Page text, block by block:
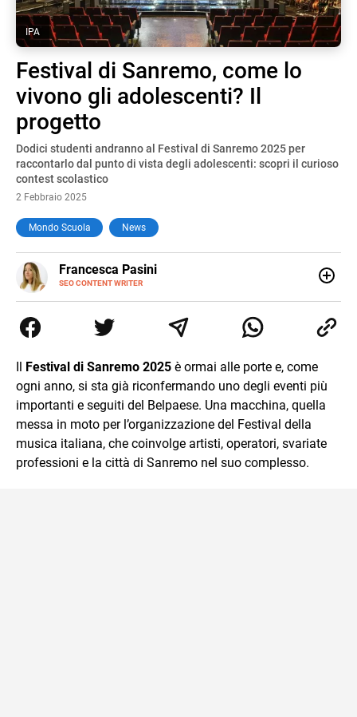
IPA
Festival di Sanremo, come lo
vivono gli adolescenti? Il
progetto
Dodici studenti andranno al Festival di Sanremo 2025 per
raccontarlo dal punto di vista degli adolescenti: scopri il curioso
contest scolastico
2 Febbraio 2025
Mondo Scuola News
Francesca Pasini
SEO CONTENT WRITER
E-
MAIL
le diverse sfumature dell'informazione e quelle storie di
vita che parlano di luoghi, viaggi unici, cultura e lifestyle,
Il Festival di Sanremo 2025 è ormai alle porte e, come
ogni anno, si sta già riconfermando uno degli eventi più
importanti e seguiti del Belpaese. Una macchina, quella
messa in moto per l’organizzazione del Festival della
musica italiana, che coinvolge artisti, operatori, svariate
professioni e la città di Sanremo nel suo complesso.